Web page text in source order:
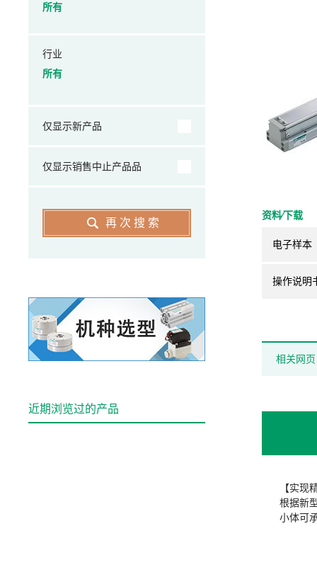
资料⁄下载
电子样本
操作说明
相关网页
【实现
根据新
小体可
所有
行业
所有
仅显示新产品
仅显示销售中止产品品
再次搜索
近期浏览过的产品